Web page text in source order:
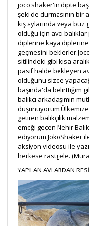
joco shaker'in dipte baş
şekilde durmasının bir
kış aylarında veya
olduğu için avcı
diplerine kaya
geçmesini
sitilindeki gibi kısa
pasif halde bekleyen
olduğunu sizde
başında'da belirttiğim
balıkçı arkadaşımın
getiren balıkçılık
emeği geçen Nehir
ediyorum.JokoShaker
aksiyon videosu ile
herkese rastgele.
YAPILAN AVLARDAN